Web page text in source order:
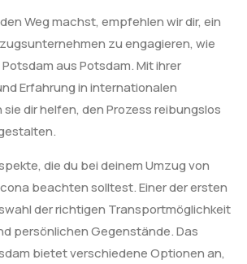
Weg machst, empfehlen wir dir, ein
zu engagieren, wie
aus Potsdam. Mit ihrer
Erfahrung in internationalen
dir helfen, den Prozess reibungslos
die du bei deinem Umzug von
beachten solltest. Einer der ersten
der richtigen Transportmöglichkeit
persönlichen Gegenstände. Das
bietet verschiedene Optionen an,